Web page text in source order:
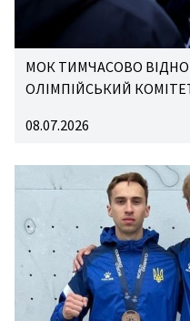
МОК ТИМЧАСОВО
ОЛІМПІЙСЬКИЙ
08.07.2026